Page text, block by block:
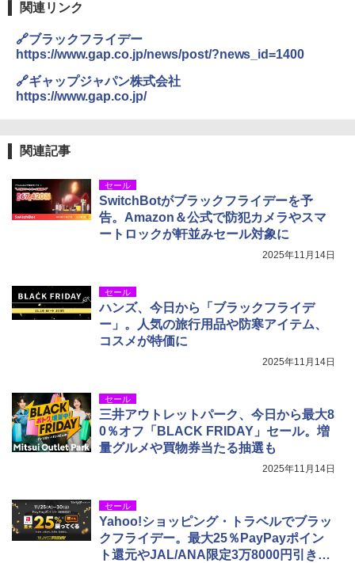
￥6,459
熊撃退スプレー 熊よけスプレー 熊スプレー
【日本企業販売】超強力クマ対策スプレー 30
￥3,680
ポインターライト 強力 小型 緑色/赤色/青紫色
USB充電式 高精度 超長距離照射 長時間使用
ンパクト多機能設計 持ち運び便利 アウトド
ア/オフィス/教育現場/展示会用 緑
￥1,180
関連リンク
🔗ブラックフライデー
https://www.gap.co.jp/news/post/?news_id=1400
🔗ギャップジャパン株式会社
https://www.gap.co.jp/
関連記事
セール
SwitchBotがブラックフライデーを予
告。Amazon＆公式で防犯カメラやスマ
ートロックが軒並みセール対象に
2025年11月14日
セール
ハンズ、今日から「ブラックフライデ
ー」。人気の旅行用品や防寒アイテム、
コスメが特価に
2025年11月14日
セール
三井アウトレットパーク、今日から最大8
0％オフ「BLACK FRIDAY」セール。増
量グルメや買物券当たる抽選も
2025年11月14日
セール
Yahoo!ショッピング・トラベルでブラッ
クフライデー。最大25％PayPayポイン
ト還元やJAL/ANA限定3万8000円引きな